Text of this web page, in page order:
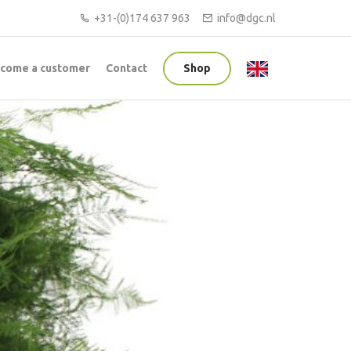
+31-(0)174 637 963 info@dgc.nl
a customer Contact Shop